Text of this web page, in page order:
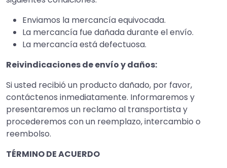
Enviamos la mercancía equivocada.
La mercancía fue dañada durante el envío.
La mercancía está defectuosa.
Reivindicaciones de envío y daños:
Si usted recibió un producto dañado, por favor,
contáctenos inmediatamente. Informaremos y
presentaremos un reclamo al transportista y
procederemos con un reemplazo, intercambio o
reembolso.
TÉRMINO DE ACUERDO